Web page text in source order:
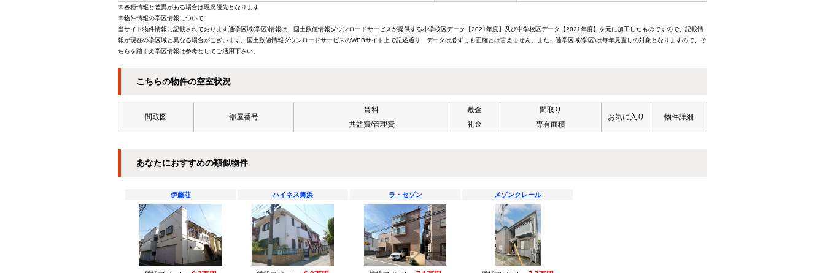
※各種情報と差異がある場合は現況優先となります
※物件情報の学区情報について
当サイト物件情報に記載されております通学区域(学区)情報は、国土数値情報ダウンロードサービスが提供する小学校区データ【2021年度】及び中学校区データ【2021年度】を元に加工したものですので、記載情
報が現在の学区域と異なる場合がございます。国土数値情報ダウンロードサービスのWEBサイト上で記述通り、データは必ずしも正確とは言えません。また、通学区域(学区)は毎年見直しの対象となりますので、そ
ちらを踏まえ学区情報は参考としてご活用下さい。
こちらの物件の空室状況
間取図 部屋番号
賃料
共益費/管理費
敷金
礼金
間取り
専有面積
お気に入り 物件詳細
あなたにおすすめの類似物件
伊藤荘 ハイネス舞浜 ラ・セゾン メゾンクレール